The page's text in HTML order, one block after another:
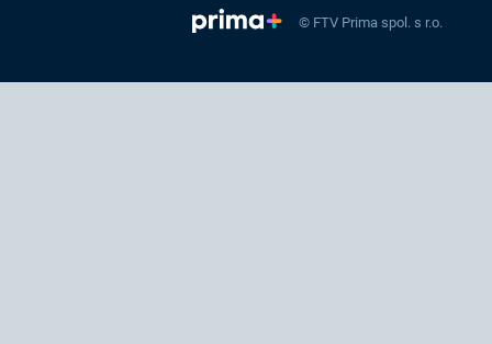
© FTV Prima spol. s r.o.